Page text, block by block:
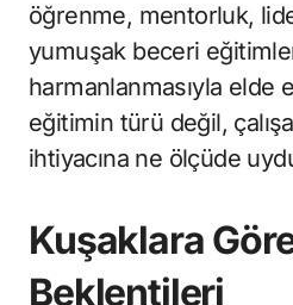
öğrenme, mentorluk,
yumuşak beceri
harmanlanmasıyla elde
eğitimin türü değil,
ihtiyacına ne ölçüde
Kuşaklara
Beklentileri